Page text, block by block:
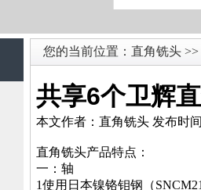
您的当前位置： 直角铣头 >>
共享6个卫辉
本文作者：直角铣头 发布时
直角铣头产品特点：
一：轴
1使用日本镍铬钼钢（